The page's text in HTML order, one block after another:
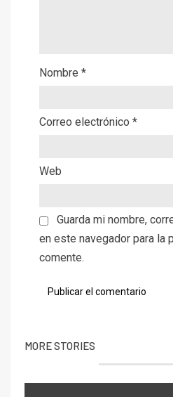
Nombre *
Correo electrónico *
Web
Guarda mi nombre,
en este navegador para la
comente.
MORE STORIES